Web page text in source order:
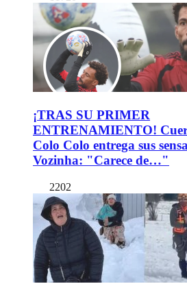
¡TRAS SU PRIMER
ENTRENAMIENTO!
Colo Colo entrega sus
Vozinha: "Carece de…"
2202